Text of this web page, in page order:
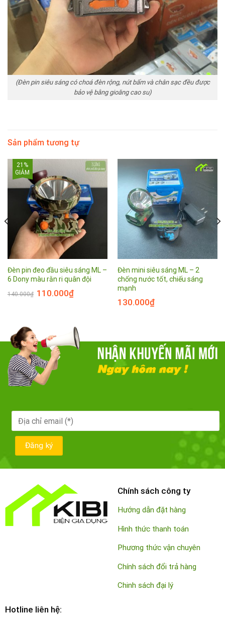
(Đèn pin siêu sáng có choá đèn rộng, nút bấm và chân sạc đều được
bảo vệ bằng gioăng cao su)
Sản phẩm tương tự
21%
GIẢM
Đèn pin đeo đầu siêu sáng ML –
6 Dony màu rằn ri quân đội
140.000₫ 110.000₫
Đèn mini siêu sáng ML – 2
chống nước tốt, chiếu sáng
mạnh
130.000₫
Chính sách công ty
Hướng dẫn đặt hàng
Hình thức thanh toán
Phương thức vận chuyên
Chính sách đổi trả hàng
Chinh sách đại lý
Hotline liên hệ: